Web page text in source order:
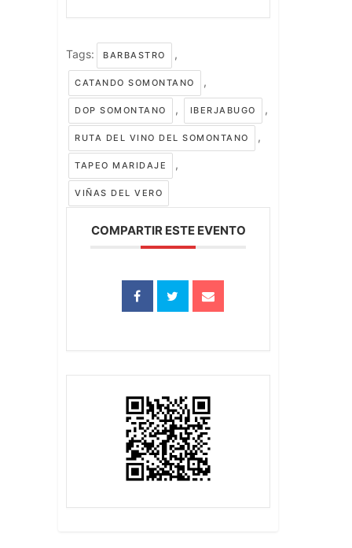
Tags: BARBASTRO ,
CATANDO SOMONTANO ,
DOP SOMONTANO , IBERJABUGO ,
RUTA DEL VINO DEL SOMONTANO ,
TAPEO MARIDAJE ,
VIÑAS DEL VERO
COMPARTIR ESTE EVENTO